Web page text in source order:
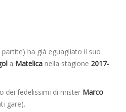
ha già eguagliato il suo
a Matelica nella stagione 2017-
dei fedelissimi di mister Marco
gare).